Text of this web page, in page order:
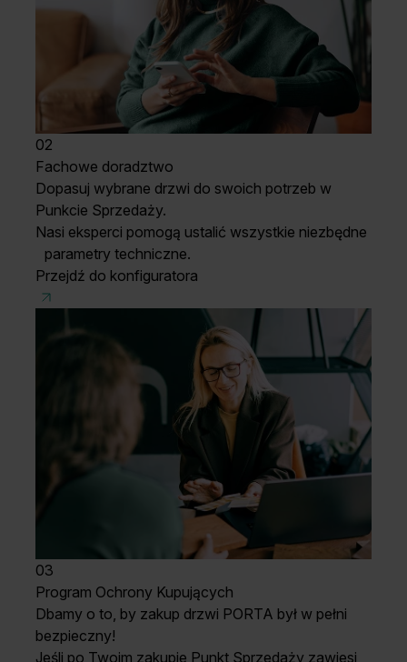
02
Fachowe doradztwo
Dopasuj wybrane drzwi do swoich potrzeb w
Punkcie Sprzedaży.
Nasi eksperci pomogą ustalić wszystkie niezbędne
parametry techniczne.
Przejdź do konfiguratora
03
Program Ochrony Kupujących
Dbamy o to, by zakup drzwi PORTA był w pełni
bezpieczny!
Jeśli po Twoim zakupie Punkt Sprzedaży zawiesi